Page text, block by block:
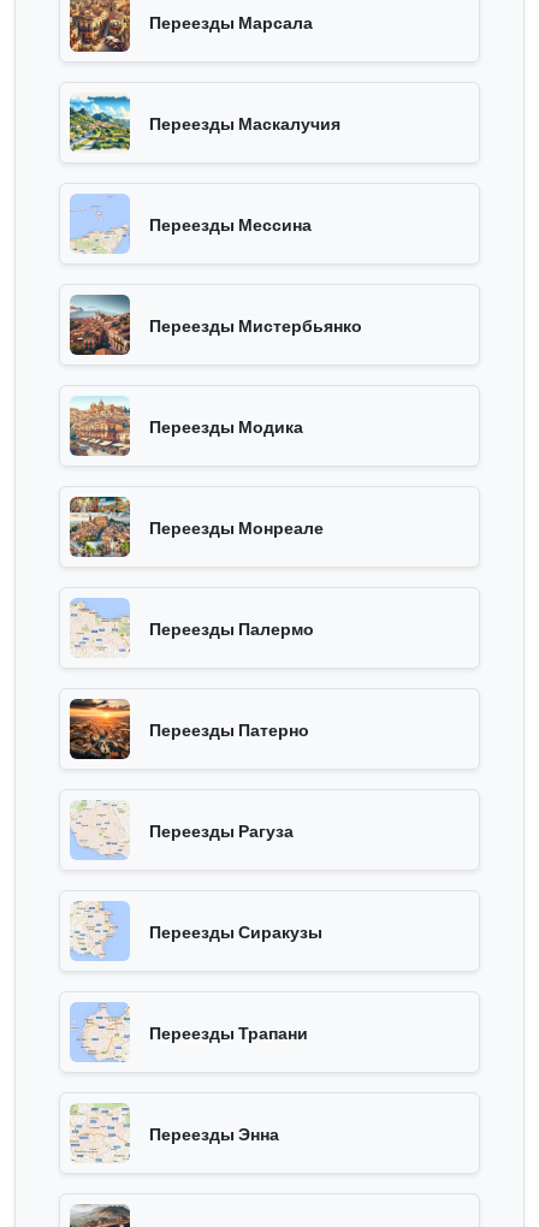
Переезды Марсала
Переезды Маскалучия
Переезды Мессина
Переезды Мистербьянко
Переезды Модика
Переезды Монреале
Переезды Палермо
Переезды Патерно
Переезды Рагуза
Переезды Сиракузы
Переезды Трапани
Переезды Энна